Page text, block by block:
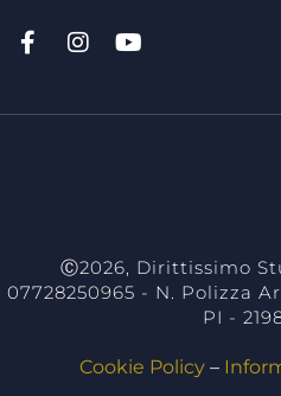
Ⓒ2026, Dirittissimo
07728250965 - N. Polizza
PI -
Cookie Policy–